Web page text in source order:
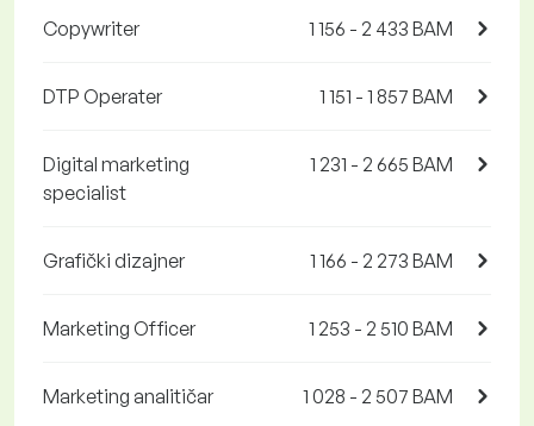
Copywriter 1 156 - 2 433 BAM
DTP Operater 1 151 - 1 857 BAM
Digital marketing
specialist
1 231 - 2 665 BAM
Grafički dizajner 1 166 - 2 273 BAM
Marketing Officer 1 253 - 2 510 BAM
Marketing analitičar 1 028 - 2 507 BAM